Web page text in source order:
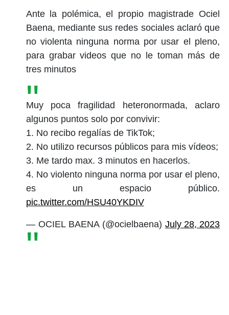
Ante la polémica, el propio magistrade Ociel
Baena, mediante sus redes sociales aclaró que
no violenta ninguna norma por usar el pleno,
para grabar videos que no le toman más de
tres minutos
Muy poca fragilidad heteronormada, aclaro
algunos puntos solo por convivir:
1. No recibo regalías de TikTok;
2. No utilizo recursos públicos para mis vídeos;
3. Me tardo max. 3 minutos en hacerlos.
4. No violento ninguna norma por usar el pleno,
es un espacio público.
pic.twitter.com/HSU40YKDIV
— OCIEL BAENA (@ocielbaena) July 28, 2023